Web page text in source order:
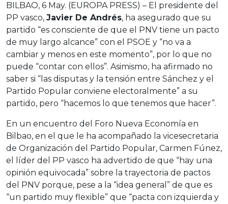
BILBAO, 6 May. (EUROPA PRESS) – El presidente del
PP vasco, Javier De Andrés, ha asegurado que su
partido “es consciente de que el PNV tiene un pacto
de muy largo alcance” con el PSOE y “no va a
cambiar y menos en este momento”, por lo que no
puede “contar con ellos”. Asimismo, ha afirmado no
saber si “las disputas y la tensión entre Sánchez y el
Partido Popular conviene electoralmente” a su
partido, pero “hacemos lo que tenemos que hacer”.
En un encuentro del Foro Nueva Economía en
Bilbao, en el que le ha acompañado la vicesecretaria
de Organización del Partido Popular, Carmen Fúnez,
el líder del PP vasco ha advertido de que “hay una
opinión equivocada” sobre la trayectoria de pactos
del PNV porque, pese a la “idea general” de que es
“un partido muy flexible” que “pacta con izquierda y